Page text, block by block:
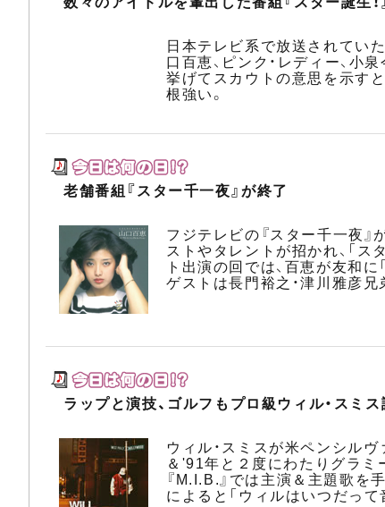
日本テレビ系で放送されていた
口百恵、ピンク・レディー、小
挙げてスカウトの意思を示す
根強い。
老舗番組『スター千一夜』が終了
フジテレビの『スター千一夜
ストやタレントが招かれ、「
ト出演の回では、百恵が友和
ゲストは長門裕之・津川雅彦
ラップと演技、ゴルフもプロ級ウィル・スミス
ウィル・スミスが米ペンシル
＆'91年と２度にわたりグラミ
『M.I.B.』では主演＆主題歌を
によると「ウィルはいつだって